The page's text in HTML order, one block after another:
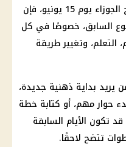
رغم أن القمر الجديد يظهر في برج الجوزاء يوم 15 يونيو، فإن
السابق، خصوصًا في كل
التعلم، وتغيير طريقة
يريد بداية ذهنية جديدة،
حوار مهم، أو كتابة خطة
قد تكون الأيام السابقة
تتضح لاحقًا.